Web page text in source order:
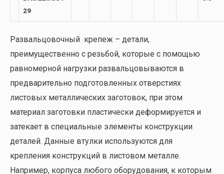
29
Развальцовочный крепеж – детали,
преимущественно с резьбой, которые с помощью
равномерной нагрузки развальцовываются в
предварительно подготовленных отверстиях
листовых металлических заготовок, при этом
материал заготовки пластически деформируется и
затекает в специальные элементы конструкции
деталей. Данные втулки используются для
крепления конструкций в листовом металле.
Например, корпуса любого оборудования, к которым